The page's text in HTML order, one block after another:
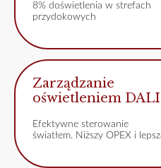
8% doświetlenia w strefach
przydokowych
Zarządzanie
oświetleniem DALI
Efektywne sterowanie
światłem. Niższy OPEX i